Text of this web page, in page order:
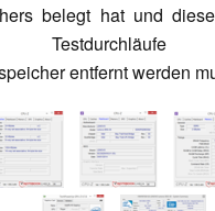
belegt hat und
entfernt werden